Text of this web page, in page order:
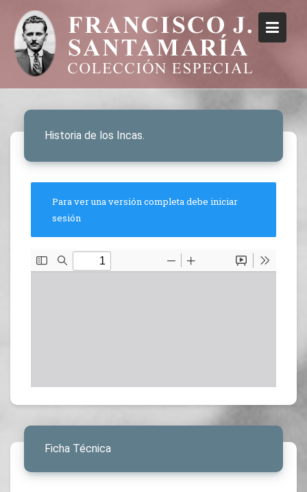
Historia de los Incas.
Para ver una versión completa debe iniciar
sesión
Ficha Técnica